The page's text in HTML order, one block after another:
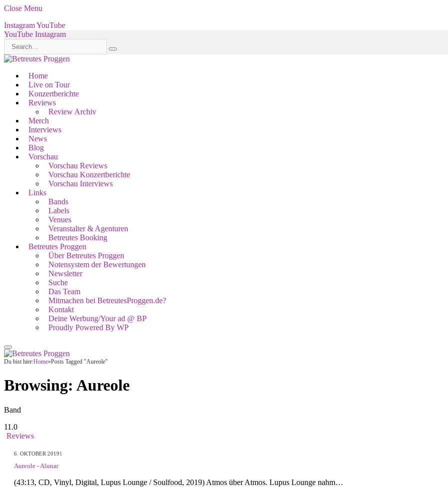
Close Menu
InstagramYouTube
YouTube Instagram
Home
Live on Tour
Konzertberichte
Reviews
Review Archiv
Merch
Interviews
News
Blog
Vorschau
Vorschau Reviews
Vorschau Konzertberichte
Vorschau Interviews
Links
Bands
Labels
Venues
Veranstalter & Agenturen
Betreutes Booking
Betreutes Proggen
Über Betreutes Proggen
Notensystem der Bewertungen
Newsletter
Suche
Das Team
Mitmachen bei BetreutesProggen.de?
Kontakt
Deine Werbung/Your ad @ BP
Proudly Powered By WP
Du bist hier:Home»Posts Tagged "Aureole"
Browsing: Aureole
Band
11.0
Reviews
6. OKTOBER 20191
Aureole - Alunar
(43:13, CD, Vinyl, Digital, Lupus Lounge / Soulfood, 2019) Atmos über Atmos. Lupus Lounge nahm…